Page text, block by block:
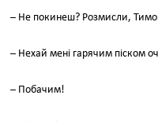
– Не покинеш? Розмисли,
– Нехай мені гарячим піском
– Побачим!